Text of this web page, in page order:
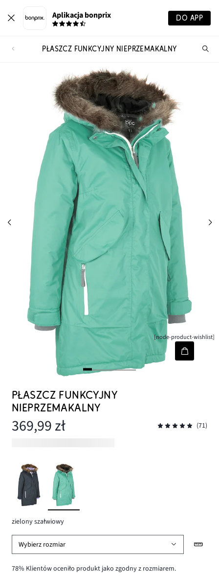
Aplikacja bonprix DO APP
PŁASZCZ FUNKCYJNY NIEPRZEMAKALNY
[node-product-wishlist]
PŁASZCZ FUNKCYJNY
NIEPRZEMAKALNY
369,99 zł (71)
zielony szałwiowy
Wybierz rozmiar
78% Klientów oceniło produkt jako zgodny z rozmiarem.